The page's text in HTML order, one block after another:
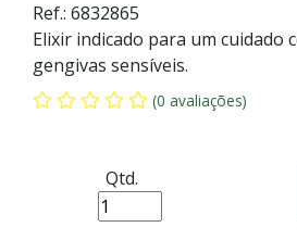
Ref.: 6832865
Elixir indicado para um cuidado
gengivas sensíveis.
(0 avaliações)
Qtd.